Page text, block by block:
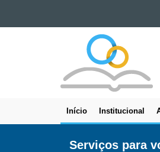
Ir para a navegaçãoESCOLA
DIGITAL
PROFESSORES
Navegação
principal
Início Institucional
Serviços para